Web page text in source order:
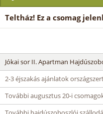
Teltház! Ez a csomag
Jókai sor II. Apartman
2-3 éjszakás ajánlatok
További augusztus 20-i